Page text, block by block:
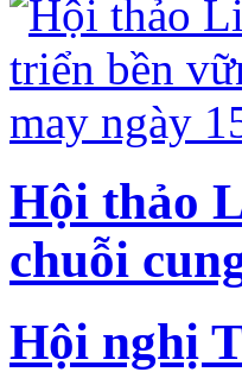
Hội thảo
chuỗi
Hội nghị